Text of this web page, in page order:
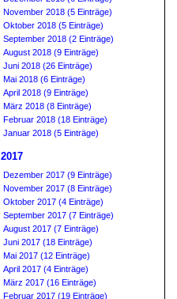
November 2018 (5 Einträge)
Oktober 2018 (5 Einträge)
September 2018 (2 Einträge)
August 2018 (9 Einträge)
Juni 2018 (26 Einträge)
Mai 2018 (6 Einträge)
April 2018 (9 Einträge)
März 2018 (8 Einträge)
Februar 2018 (18 Einträge)
Januar 2018 (5 Einträge)
2017
Dezember 2017 (9 Einträge)
November 2017 (8 Einträge)
Oktober 2017 (4 Einträge)
September 2017 (7 Einträge)
August 2017 (7 Einträge)
Juni 2017 (18 Einträge)
Mai 2017 (12 Einträge)
April 2017 (4 Einträge)
März 2017 (16 Einträge)
Februar 2017 (19 Einträge)